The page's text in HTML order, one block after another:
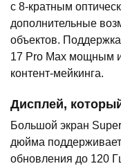
с 8-кратным
дополнительные
объектов.
17 Pro Max мощным
контент-мейкинга.
Дисплей,
Большой экран
дюйма
обновления до 120